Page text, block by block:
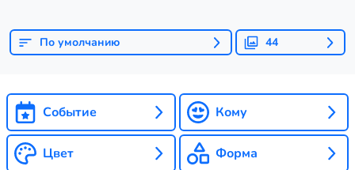
По умолчанию 44
Событие Кому
Цвет Форма